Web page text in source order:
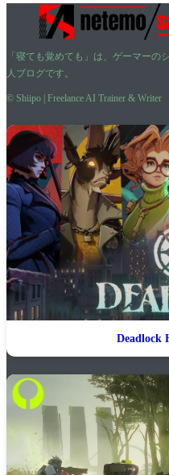
「寝ても覚めても」は、ゲーマーの
人ブログです。
© Shiipo | Freelance AI Trainer & Writer
Deadlock